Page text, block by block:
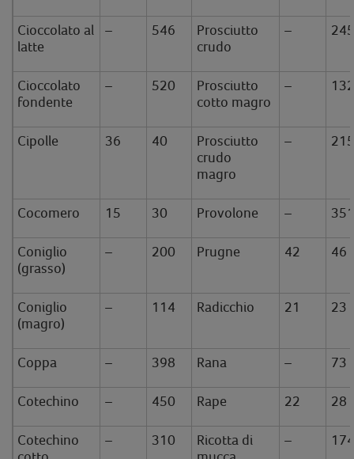
Cioccolato al
latte
– 546
Prosciutto
crudo
–
Cioccolato
fondente
– 520
Prosciutto
cotto magro
–
Cipolle 36 40
Prosciutto
crudo
magro
–
Cocomero 15 30 Provolone –
Coniglio
(grasso)
– 200 Prugne 42 46
Coniglio
(magro)
– 114 Radicchio 21 23
Coppa – 398 Rana – 73
Cotechino – 450 Rape 22 28
Cotechino
– 310
Ricotta di
–